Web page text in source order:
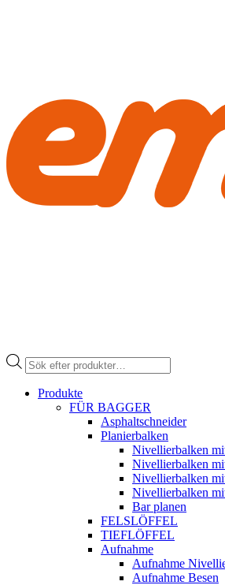
Products
search
Produkte
FÜR BAGGER
Asphaltschneider
Planierbalken
Nivellierbalken
Nivellierbalken
Nivellierbalken
Nivellierbalken
Bar planen
FELSLÖFFEL
TIEFLÖFFEL
Aufnahme
Aufnahme
Aufnahme Besen